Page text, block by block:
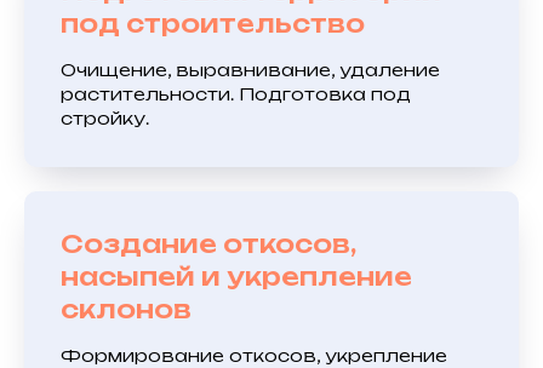
под строительство
Очищение, выравнивание, удаление
растительности. Подготовка под
стройку.
Создание откосов,
насыпей и укрепление
склонов
Формирование откосов, укрепление